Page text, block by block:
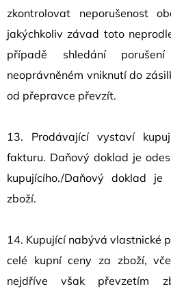
zkontrolovat neporušenost
jakýchkoliv závad toto
případě shledání
neoprávněném vniknutí do
od přepravce převzít.
13. Prodávající vystaví
fakturu. Daňový doklad je
kupujícího./Daňový doklad
zboží.
14. Kupující nabývá vlastnické
celé kupní ceny za zboží,
nejdříve však převzetím